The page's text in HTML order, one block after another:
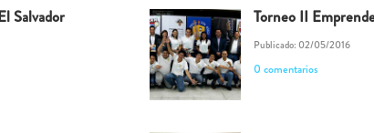
Salvador Torneo II
Publicado: 02/05/2016
0 comentarios